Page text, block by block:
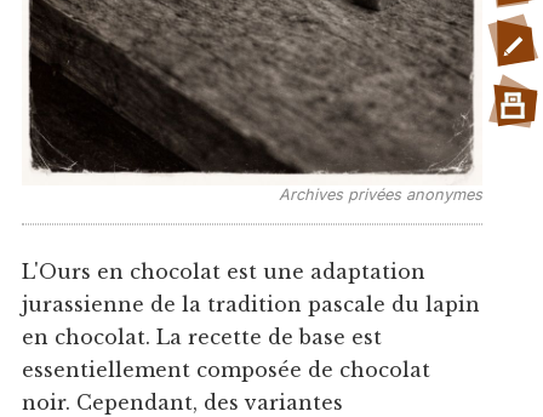
Archives privées anonymes
L'Ours en chocolat est une adaptation
jurassienne de la tradition pascale du lapin
en chocolat. La recette de base est
essentiellement composée de chocolat
noir. Cependant, des variantes